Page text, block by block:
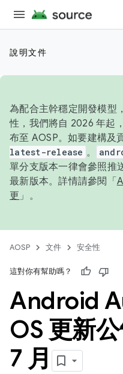
說明文件
為配合主幹穩定開發模型
性，我們將自 2026 年起
布至 AOSP。如要建構及
latest-release 。
單分支版本一律會參照推
最新版本。詳情請參閱「
更 」。
AOSP 文件 安全性
這對你有幫助嗎？
Android
OS 更新
7 月